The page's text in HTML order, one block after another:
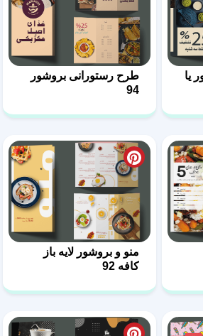
یا
طرح رستورانی بروشور
94
منو و بروشور لایه باز
کافه 92